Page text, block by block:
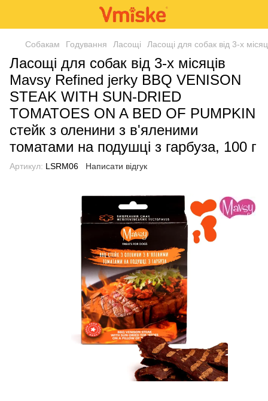
Собакам Годування Ласощі Ласощі для собак від 3-х
Ласощі для собак від 3-х місяців
Mavsy Refined jerky BBQ VENISON
STEAK WITH SUN-DRIED
TOMATOES ON A BED OF PUMPKIN
стейк з оленини з в'яленими
томатами на подушці з гарбуза, 100 г
Артикул: LSRM06 Написати відгук